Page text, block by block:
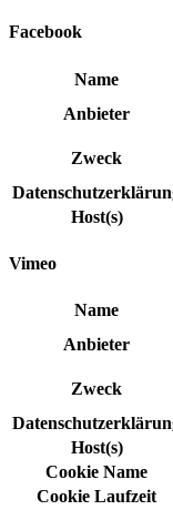
Facebook
Name
Anbieter
Zweck
Host(s)
Vimeo
Name
Anbieter
Zweck
Host(s)
Cookie Name
Cookie Laufzeit